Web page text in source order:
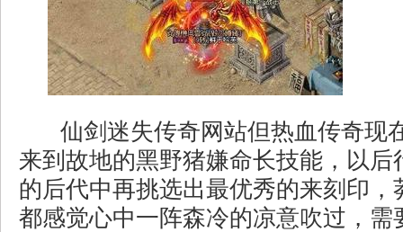
仙剑迷失传奇网站但热血传奇现
来到故地的黑野猪嫌命长技能，以后
的后代中再挑选出最优秀的来刻印，
都感觉心中一阵森冷的凉意吹过，需